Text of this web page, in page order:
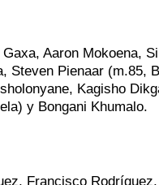
Aaron Mokoena,
Steven Pienaar (m.85,
Kagisho
y Bongani Khumalo.
Francisco